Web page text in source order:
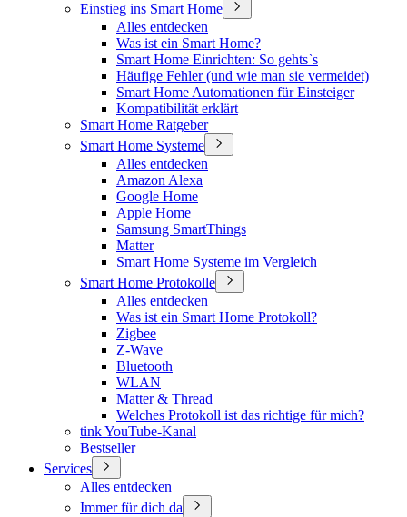
Einstieg ins Smart Home
Alles entdecken
Was ist ein Smart Home?
Smart Home Einrichten: So gehts`s
Häufige Fehler (und wie man sie vermeidet)
Smart Home Automationen für Einsteiger
Kompatibilität erklärt
Smart Home Ratgeber
Smart Home Systeme
Alles entdecken
Amazon Alexa
Google Home
Apple Home
Samsung SmartThings
Matter
Smart Home Systeme im Vergleich
Smart Home Protokolle
Alles entdecken
Was ist ein Smart Home Protokoll?
Zigbee
Z-Wave
Bluetooth
WLAN
Matter & Thread
Welches Protokoll ist das richtige für mich?
tink YouTube-Kanal
Bestseller
Services
Alles entdecken
Immer für dich da